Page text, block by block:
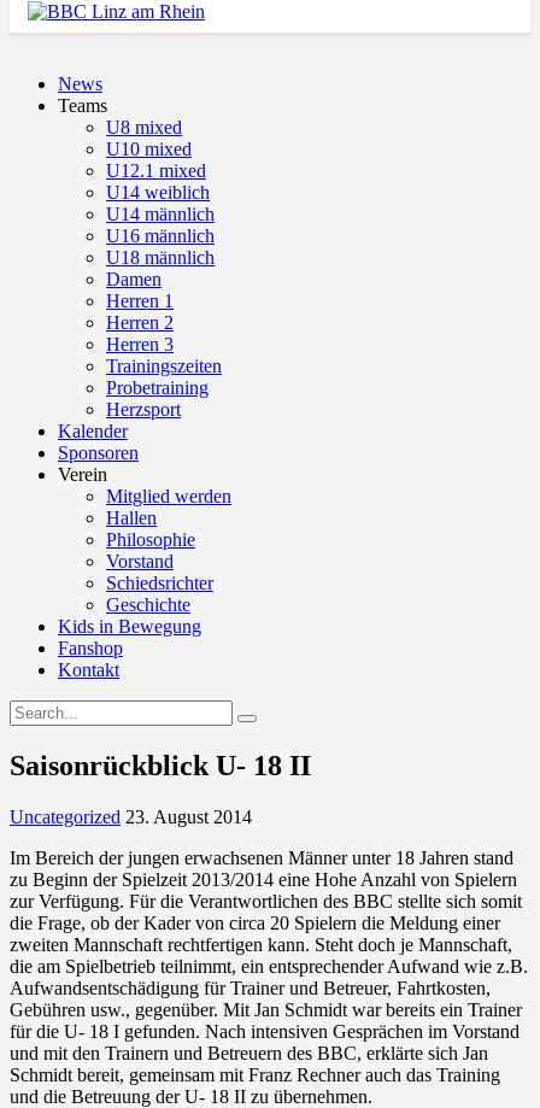
News
Teams
U8 mixed
U10 mixed
U12.1 mixed
U14 weiblich
U14 männlich
U16 männlich
U18 männlich
Damen
Herren 1
Herren 2
Herren 3
Trainingszeiten
Probetraining
Herzsport
Kalender
Sponsoren
Verein
Mitglied werden
Hallen
Philosophie
Vorstand
Schiedsrichter
Geschichte
Kids in Bewegung
Fanshop
Kontakt
Saisonrückblick U- 18 II
Uncategorized 23. August 2014
Im Bereich der jungen erwachsenen Männer unter 18 Jahren stand
zu Beginn der Spielzeit 2013/2014 eine Hohe Anzahl von Spielern
zur Verfügung. Für die Verantwortlichen des BBC stellte sich somit
die Frage, ob der Kader von circa 20 Spielern die Meldung einer
zweiten Mannschaft rechtfertigen kann. Steht doch je Mannschaft,
die am Spielbetrieb teilnimmt, ein entsprechender Aufwand wie z.B.
Aufwandsentschädigung für Trainer und Betreuer, Fahrtkosten,
Gebühren usw., gegenüber. Mit Jan Schmidt war bereits ein Trainer
für die U- 18 I gefunden. Nach intensiven Gesprächen im Vorstand
und mit den Trainern und Betreuern des BBC, erklärte sich Jan
Schmidt bereit, gemeinsam mit Franz Rechner auch das Training
und die Betreuung der U- 18 II zu übernehmen.